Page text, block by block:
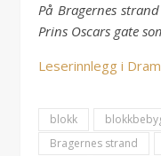
På Bragernes
Prins Oscars gate
Leserinnlegg i
blokk
Bragernes strand